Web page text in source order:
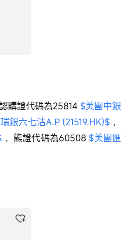
購證代碼為25814 $美團中銀
銀六七沽A.P (21519.HK)$ ，
，熊證代碼為60508 $美團匯